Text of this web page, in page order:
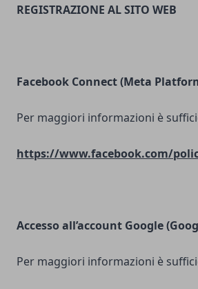
REGISTRAZIONE AL SITO WEB
Facebook Connect (Meta
Per maggiori informazioni è
https://www.facebook.com/
Accesso all’account Google
Per maggiori informazioni è